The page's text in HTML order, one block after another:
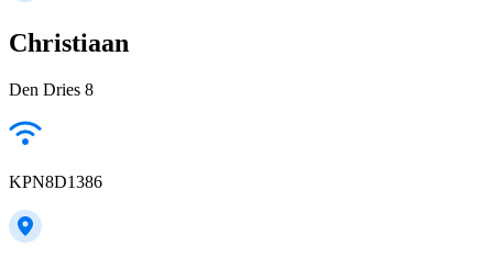
Christiaan
Den Dries 8
KPN8D1386